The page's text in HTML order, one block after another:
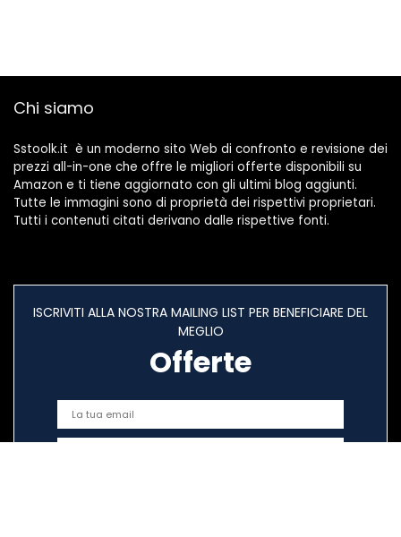
Chi siamo
Sstoolk.it è un moderno sito Web di confronto e revisione dei
prezzi all-in-one che offre le migliori offerte disponibili su
Amazon e ti tiene aggiornato con gli ultimi blog aggiunti.
Tutte le immagini sono di proprietà dei rispettivi proprietari.
Tutti i contenuti citati derivano dalle rispettive fonti.
ISCRIVITI ALLA NOSTRA MAILING LIST PER BENEFICIARE DEL
MEGLIO
Offerte